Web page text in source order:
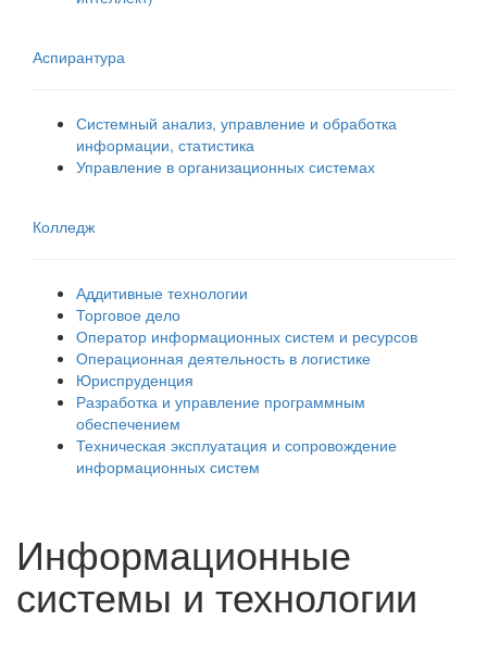
Аспирантура
Системный анализ, управление и обработка
информации, статистика
Управление в организационных системах
Колледж
Аддитивные технологии
Торговое дело
Оператор информационных систем и ресурсов
Операционная деятельность в логистике
Юриспруденция
Разработка и управление программным
обеспечением
Техническая эксплуатация и сопровождение
информационных систем
Информационные
системы и технологии